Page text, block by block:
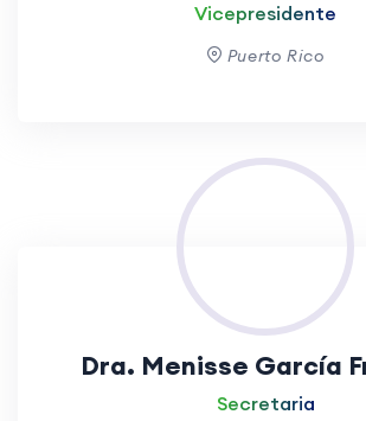
Vicepresidente
Puerto Rico
Dra. Menisse García
Secretaria